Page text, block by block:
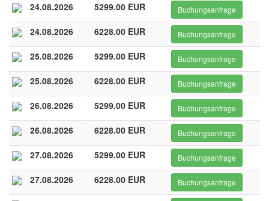
24.08.2026 5299.00 EUR Buchungsanfrage
24.08.2026 6228.00 EUR Buchungsanfrage
25.08.2026 5299.00 EUR Buchungsanfrage
25.08.2026 6228.00 EUR Buchungsanfrage
26.08.2026 5299.00 EUR Buchungsanfrage
26.08.2026 6228.00 EUR Buchungsanfrage
27.08.2026 5299.00 EUR Buchungsanfrage
27.08.2026 6228.00 EUR Buchungsanfrage